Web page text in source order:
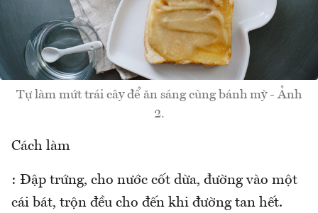
Tự làm mứt trái cây để ăn sáng cùng bánh mỳ - Ảnh
2.
Cách làm
: Đập trứng, cho nước cốt dừa, đường vào một
cái bát, trộn đều cho đến khi đường tan hết.